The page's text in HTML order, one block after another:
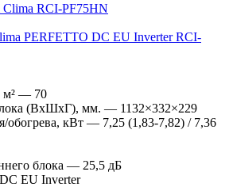
PERFETTO DC EU Inverter RCI-
— 70
(ВхШхГ), мм. — 1132×332×229
обогрева, кВт — 7,25 (1,83-7,82) / 7,36
блока — 25,5 дБ
EU Inverter